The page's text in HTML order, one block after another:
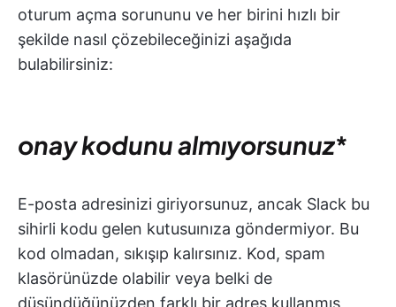
oturum açma sorununu ve her birini hızlı bir
şekilde nasıl çözebileceğinizi aşağıda
bulabilirsiniz:
onay kodunu almıyorsunuz*
E-posta adresinizi giriyorsunuz, ancak Slack bu
sihirli kodu gelen kutusuınıza göndermiyor. Bu
kod olmadan, sıkışıp kalırsınız. Kod, spam
klasörünüzde olabilir veya belki de
düşündüğünüzden farklı bir adres kullanmış